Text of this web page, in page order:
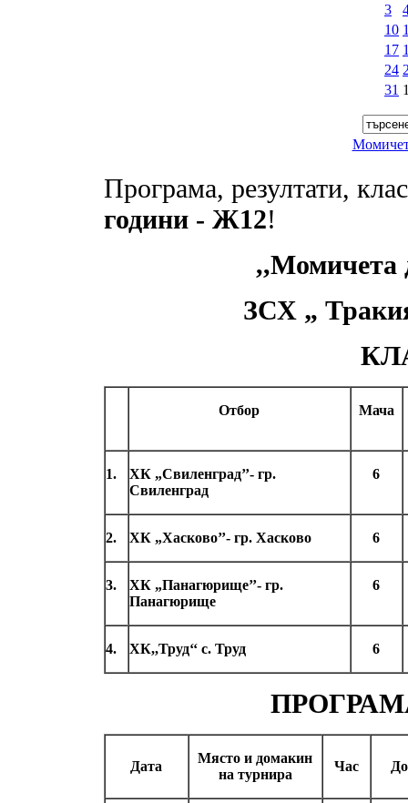
3
10
17
24
31
Програма, резултати,
години - Ж12!
,,Момичета
ЗСХ „
Отбор Мача
1.
ХК „Свиленград’’- гр.
Свиленград
6
2. ХК „Хасково’’- гр. Хасково 6
3.
ХК „Панагюрище’’- гр.
Панагюрище
6
4. ХК,,Труд‘‘ с. Труд 6
Дата
Място и домакин
на турнира
Час